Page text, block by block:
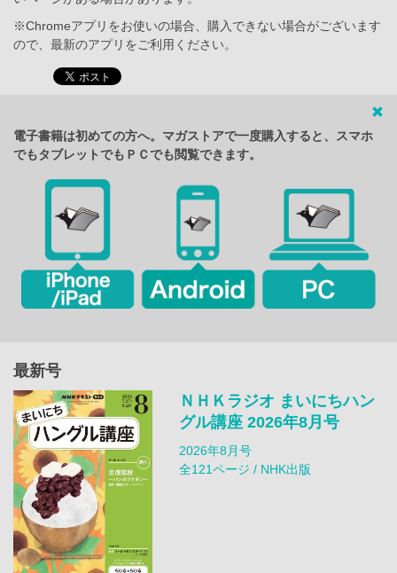
※Chromeアプリをお使いの場合、購入できない場合がございます
ので、最新のアプリをご利用ください。
電子書籍は初めての方へ。マガストアで一度購入すると、スマホ
でもタブレットでもＰＣでも閲覧できます。
最新号
ＮＨＫラジオ まいにちハン
グル講座 2026年8月号
2026年8月号
全121ページ / NHK出版